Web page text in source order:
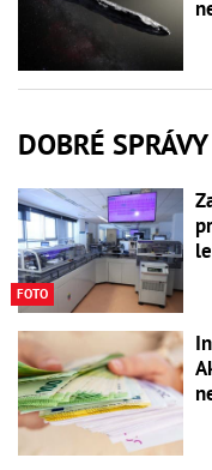
DOBRÉ SPRÁVY
FOTO